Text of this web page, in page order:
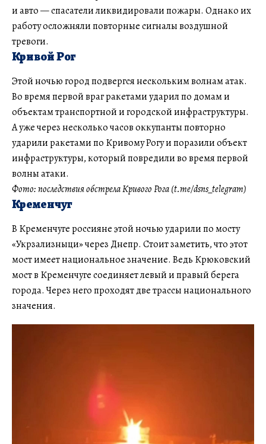
и авто — спасатели ликвидировали пожары. Однако их
работу осложняли повторные сигналы воздушной
тревоги.
Кривой Рог
Этой ночью город подвергся нескольким волнам атак.
Во время первой враг ракетами ударил по домам и
объектам транспортной и городской инфраструктуры.
А уже через несколько часов оккупанты повторно
ударили ракетами по Кривому Рогу и поразили объект
инфраструктуры, который повредили во время первой
волны атаки.
Фото: последствия обстрела Кривого Рога (t.me/dsns_telegram)
Кременчуг
В Кременчуге россияне этой ночью ударили по мосту
«Укрзализныци» через Днепр. Стоит заметить, что этот
мост имеет национальное значение. Ведь Крюковский
мост в Кременчуге соединяет левый и правый берега
города. Через него проходят две трассы национального
значения.